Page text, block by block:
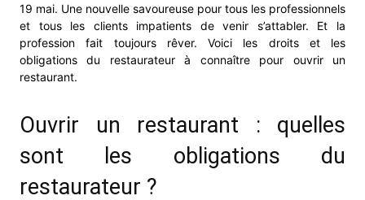
19 mai. Une nouvelle savoureuse pour tous les professionnels
et tous les clients impatients de venir s’attabler. Et la
profession fait toujours rêver. Voici les droits et les
obligations du restaurateur à connaître pour ouvrir un
restaurant.
Ouvrir un restaurant : quelles
sont les obligations du
restaurateur ?